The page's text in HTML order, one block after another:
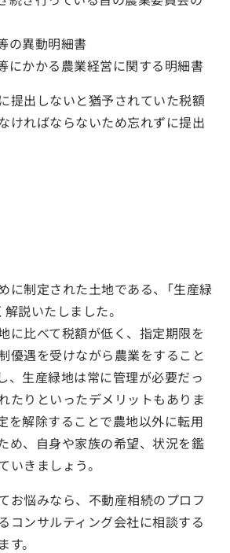
の異動明細書
にかかる農業経営に関する明細書
提出しないと猶予されていた税額
ければならないため忘れずに提出
に制定された土地である、「生産緑
説いたしました。
に比べて税額が低く、指定期限を
優遇を受けながら農業をすること
、生産緑地は常に管理が必要だっ
たりといったデメリットもありま
を解除することで農地以外に転用
め、自身や家族の希望、状況を鑑
いきましょう。
お悩みなら、不動産相続のプロフ
コンサルティング会社に相談する
。